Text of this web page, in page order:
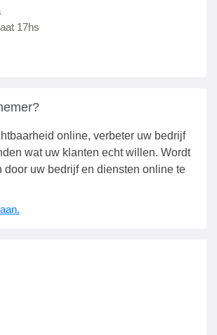
17hs
online, verbeter uw bedrijf
wat uw klanten echt willen. Wordt
door uw bedrijf en diensten online te